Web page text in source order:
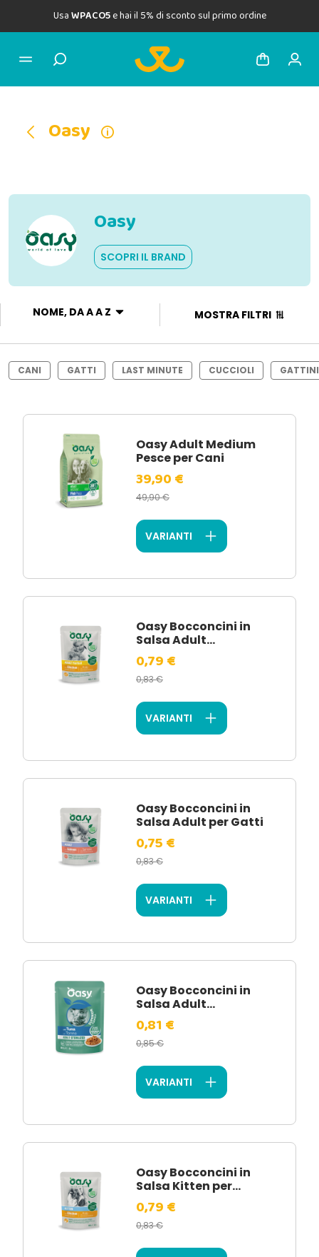
UsaWPACO5e hai il 5% di sconto sul primo ordine
Oasy
Oasy
SCOPRI IL BRAND
NOME, DA A A Z MOSTRA FILTRI
CANI GATTI LAST MINUTE CUCCIOLI GATTINI
Oasy Adult Medium
Pesce per Cani
39,90 €
49,90 €
VARIANTI
Oasy Bocconcini in
Salsa Adult...
0,79 €
0,83 €
VARIANTI
Oasy Bocconcini in
Salsa Adult per Gatti
0,75 €
0,83 €
VARIANTI
Oasy Bocconcini in
Salsa Adult...
0,81 €
0,85 €
VARIANTI
Oasy Bocconcini in
Salsa Kitten per...
0,79 €
0,83 €